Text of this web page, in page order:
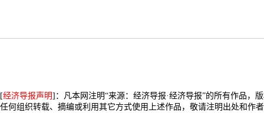
[经济导报声明]：凡本网注明“来源：经济导报·经济导报”的所有作品，
任何组织转载、摘编或利用其它方式使用上述作品，敬请注明出处和作